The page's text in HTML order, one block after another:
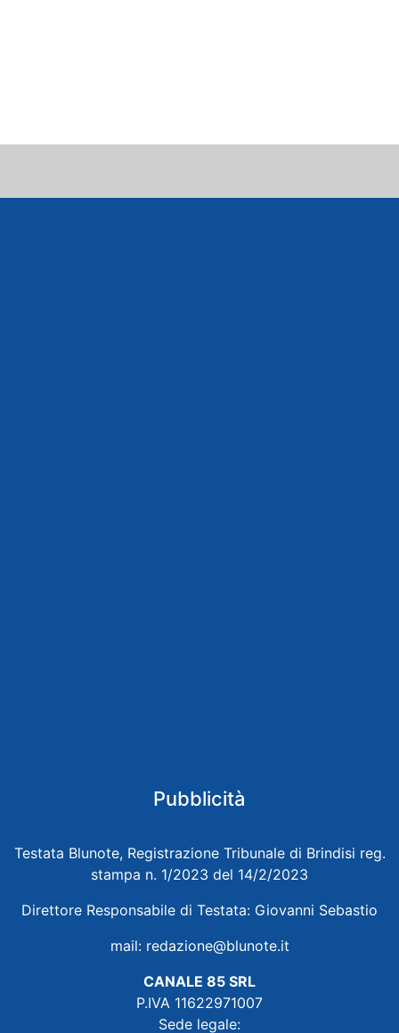
Pubblicità
Testata Blunote, Registrazione Tribunale di Brindisi reg.
stampa n. 1/2023 del 14/2/2023
Direttore Responsabile di Testata: Giovanni Sebastio
mail: redazione@blunote.it
CANALE 85 SRL
P.IVA 11622971007
Sede legale: